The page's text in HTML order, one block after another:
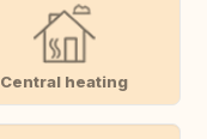
Central heating